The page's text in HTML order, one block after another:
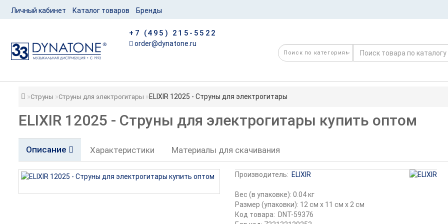
Личный кабинет Каталог товаров Бренды
+7 (495) 215-5522
order@dynatone.ru
Струны Струны для электрогитары ELIXIR 12025 - Струны для электрогитары
ELIXIR 12025 - Струны для электрогитары купить оптом
Описание Характеристики Материалы для скачивания
Производитель: ELIXIR
Вес (в упаковке): 0.04 кг
Размер (упаковки): 12 см x 11 см x 2 см
Код товара: DNT-59376